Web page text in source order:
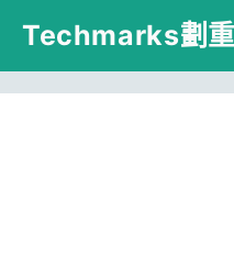
跳
主
Techmarks劃